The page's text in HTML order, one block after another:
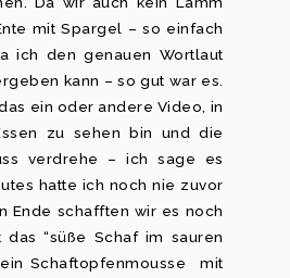
mit Spargel – so einfach
ich den genauen Wortlaut
kann – so gut war es.
ein oder andere Video, in
zu sehen bin und die
verdrehe – ich sage es
hatte ich noch nie zuvor
Ende schafften wir es noch
das “süße Schaf im sauren
Schaftopfenmousse mit